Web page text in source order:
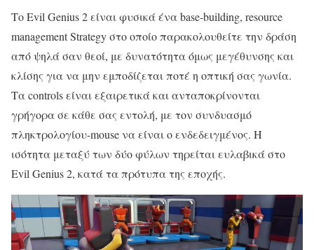
Το Evil Genius 2 είναι φυσικά ένα base-building, resource
management Strategy στο οποίο παρακολουθείτε την δράση
από ψηλά σαν θεοί, με δυνατότητα όμως μεγέθυνσης και
κλίσης για να μην εμποδίζεται ποτέ η οπτική σας γωνία.
Τα controls είναι εξαιρετικά και ανταποκρίνονται
γρήγορα σε κάθε σας εντολή, με τον συνδυασμό
πληκτρολογίου-mouse να είναι ο ενδεδειγμένος. Η
ισότητα μεταξύ των δύο φύλων τηρείται ευλαβικά στο
Evil Genius 2, κατά τα πρότυπα της εποχής.